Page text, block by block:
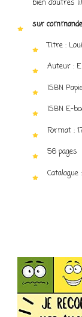
bien d’autres
sur commande
Titre :
Auteur :
ISBN
ISBN E-
Format :
56 pages
Catalogue